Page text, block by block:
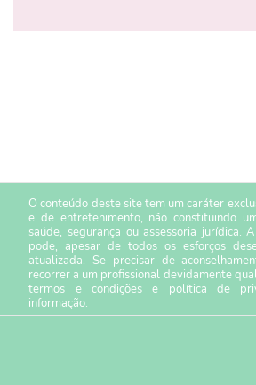
O conteúdo deste site tem um caráter
e de entretenimento, não constituindo
saúde, segurança ou assessoria jurídica.
pode, apesar de todos os esforços
atualizada. Se precisar de
recorrer a um profissional devidamente
termos e condiçõese política de
informação.